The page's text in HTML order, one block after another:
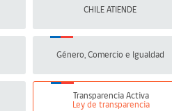
CHILE ATIENDE
Género, Comercio e Igualdad
Transparencia Activa
Ley de transparencia